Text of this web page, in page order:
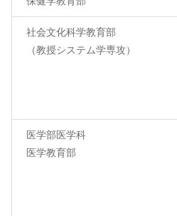
社会文化科学教育部
（教授システム学専攻）
医学部医学科
医学教育部